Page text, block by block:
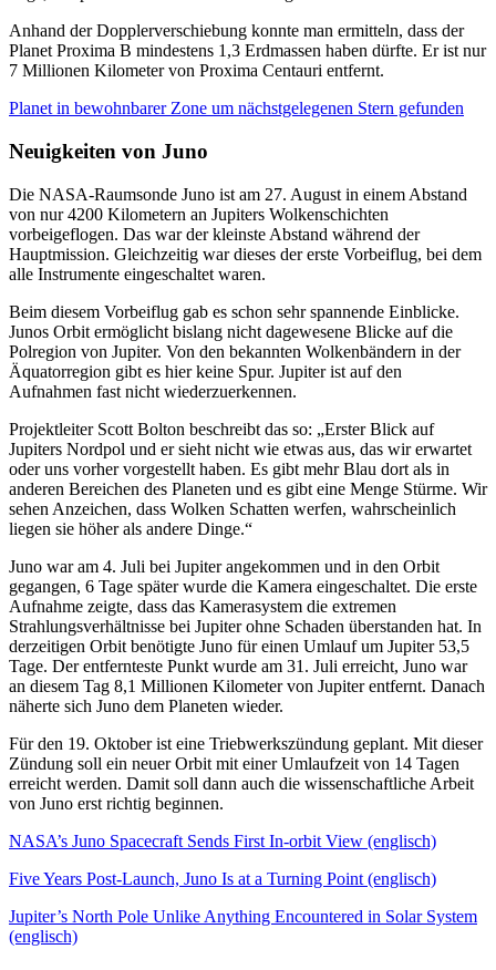
Anhand der Dopplerverschiebung konnte man ermitteln, dass der
Planet Proxima B mindestens 1,3 Erdmassen haben dürfte. Er ist nur
7 Millionen Kilometer von Proxima Centauri entfernt.
Planet in bewohnbarer Zone um nächstgelegenen Stern gefunden
Neuigkeiten von Juno
Die NASA-Raumsonde Juno ist am 27. August in einem Abstand
von nur 4200 Kilometern an Jupiters Wolkenschichten
vorbeigeflogen. Das war der kleinste Abstand während der
Hauptmission. Gleichzeitig war dieses der erste Vorbeiflug, bei dem
alle Instrumente eingeschaltet waren.
Beim diesem Vorbeiflug gab es schon sehr spannende Einblicke.
Junos Orbit ermöglicht bislang nicht dagewesene Blicke auf die
Polregion von Jupiter. Von den bekannten Wolkenbändern in der
Äquatorregion gibt es hier keine Spur. Jupiter ist auf den
Aufnahmen fast nicht wiederzuerkennen.
Projektleiter Scott Bolton beschreibt das so: „Erster Blick auf
Jupiters Nordpol und er sieht nicht wie etwas aus, das wir erwartet
oder uns vorher vorgestellt haben. Es gibt mehr Blau dort als in
anderen Bereichen des Planeten und es gibt eine Menge Stürme. Wir
sehen Anzeichen, dass Wolken Schatten werfen, wahrscheinlich
liegen sie höher als andere Dinge.“
Juno war am 4. Juli bei Jupiter angekommen und in den Orbit
gegangen, 6 Tage später wurde die Kamera eingeschaltet. Die erste
Aufnahme zeigte, dass das Kamerasystem die extremen
Strahlungsverhältnisse bei Jupiter ohne Schaden überstanden hat. In
derzeitigen Orbit benötigte Juno für einen Umlauf um Jupiter 53,5
Tage. Der entfernteste Punkt wurde am 31. Juli erreicht, Juno war
an diesem Tag 8,1 Millionen Kilometer von Jupiter entfernt. Danach
näherte sich Juno dem Planeten wieder.
Für den 19. Oktober ist eine Triebwerkszündung geplant. Mit dieser
Zündung soll ein neuer Orbit mit einer Umlaufzeit von 14 Tagen
erreicht werden. Damit soll dann auch die wissenschaftliche Arbeit
von Juno erst richtig beginnen.
NASA’s Juno Spacecraft Sends First In-orbit View (englisch)
Five Years Post-Launch, Juno Is at a Turning Point (englisch)
Jupiter’s North Pole Unlike Anything Encountered in Solar System
(englisch)